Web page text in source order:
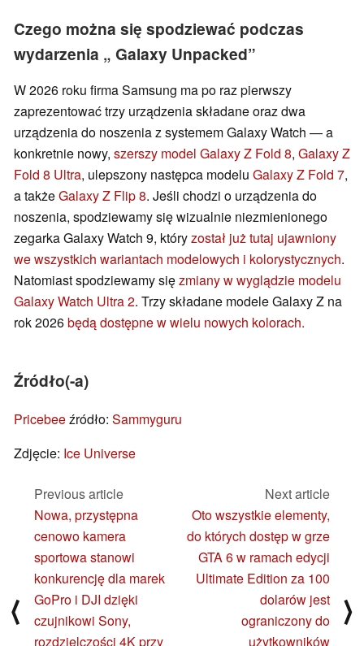
Czego można się spodziewać podczas
wydarzenia „ Galaxy Unpacked”
W 2026 roku firma Samsung ma po raz pierwszy
zaprezentować trzy urządzenia składane oraz dwa
urządzenia do noszenia z systemem Galaxy Watch — a
konkretnie nowy, szerszy model Galaxy Z Fold 8, Galaxy Z
Fold 8 Ultra, ulepszony następca modelu Galaxy Z Fold 7,
a takżeGalaxy Z Flip 8. Jeśli chodzi o urządzenia do
noszenia, spodziewamy się wizualnie niezmienionego
zegarka Galaxy Watch 9, któryzostał już tutaj ujawniony
we wszystkich wariantach modelowych i kolorystycznych.
Natomiast spodziewamy sięzmiany w wyglądzie modelu
Galaxy Watch Ultra 2. Trzy składane modele Galaxy Z na
rok 2026będą dostępne w wielu nowych kolorach.
Źródło(-a)
Pricebeeźródło: Sammyguru
Zdjęcie: Ice Universe
⟨
Previous article
Nowa, przystępna
cenowo kamera
sportowa stanowi
konkurencję dla marek
GoPro i DJI dzięki
czujnikowi Sony,
rozdzielczości 4K przy
Next article
Oto wszystkie elementy,
do których dostęp w grze
GTA 6 w ramach edycji
Ultimate Edition za 100
dolarów jest
ograniczony do
użytkowników
⟩